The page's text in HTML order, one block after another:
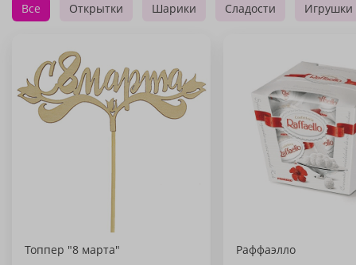
Все Открытки Шарики Сладости Игрушки
Топпер "8 марта" Раффаэлло